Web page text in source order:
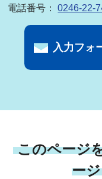
電話番号：0246-22-
入力フォ
このページ
ー